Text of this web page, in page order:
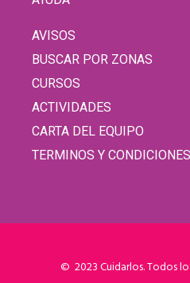
AVISOS
BUSCAR POR ZONAS
CURSOS
ACTIVIDADES
CARTA DEL EQUIPO
TERMINOS Y CONDICIONES
© 2023 Cuidarlos. Todos